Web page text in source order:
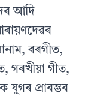
আদি
বৰগীত,
গৰখীয়া গীত,
যুগৰ প্ৰাৰম্ভৰ